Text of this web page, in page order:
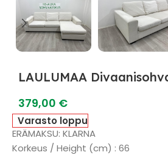
LAULUMAA
379,00 €
Varasto loppu
ERÄMAKSU: KLARNA
Korkeus / Height (cm) : 66